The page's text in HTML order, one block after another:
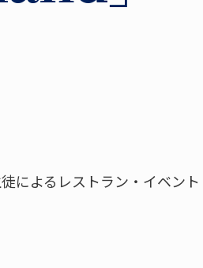
によるレストラン・イベント